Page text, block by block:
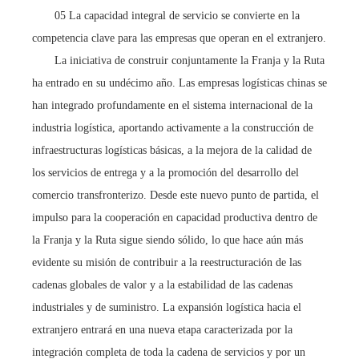
05 La capacidad integral de servicio se convierte en la
competencia clave para las empresas que operan en el extranjero.
La iniciativa de construir conjuntamente la Franja y la Ruta
ha entrado en su undécimo año. Las empresas logísticas chinas se
han integrado profundamente en el sistema internacional de la
industria logística, aportando activamente a la construcción de
infraestructuras logísticas básicas, a la mejora de la calidad de
los servicios de entrega y a la promoción del desarrollo del
comercio transfronterizo. Desde este nuevo punto de partida, el
impulso para la cooperación en capacidad productiva dentro de
la Franja y la Ruta sigue siendo sólido, lo que hace aún más
evidente su misión de contribuir a la reestructuración de las
cadenas globales de valor y a la estabilidad de las cadenas
industriales y de suministro. La expansión logística hacia el
extranjero entrará en una nueva etapa caracterizada por la
integración completa de toda la cadena de servicios y por un